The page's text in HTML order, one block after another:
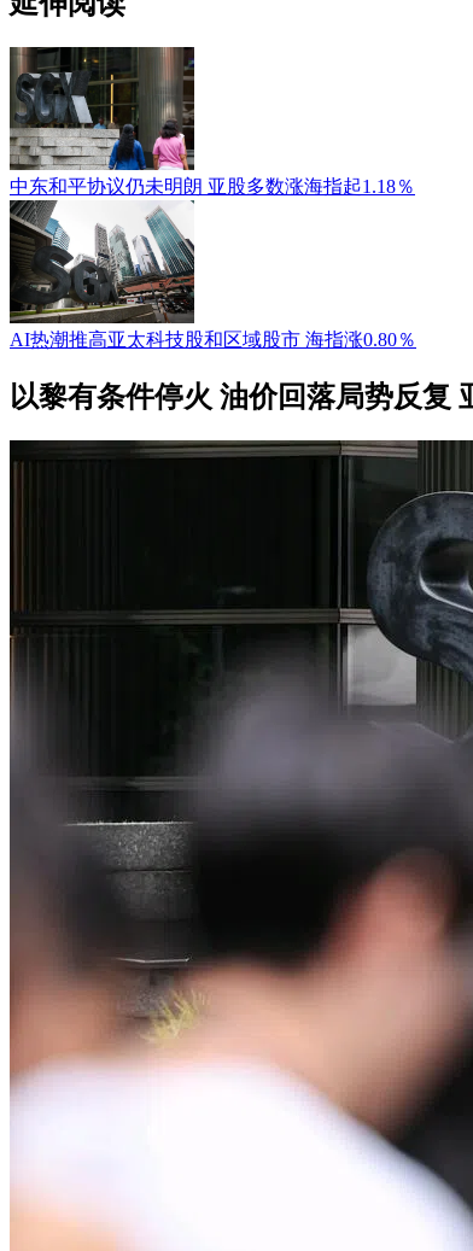
中东和平协议仍未明朗 亚股多数涨海指起1.18％
AI热潮推高亚太科技股和区域股市 海指涨0.80％
以黎有条件停火 油价回落局势反复